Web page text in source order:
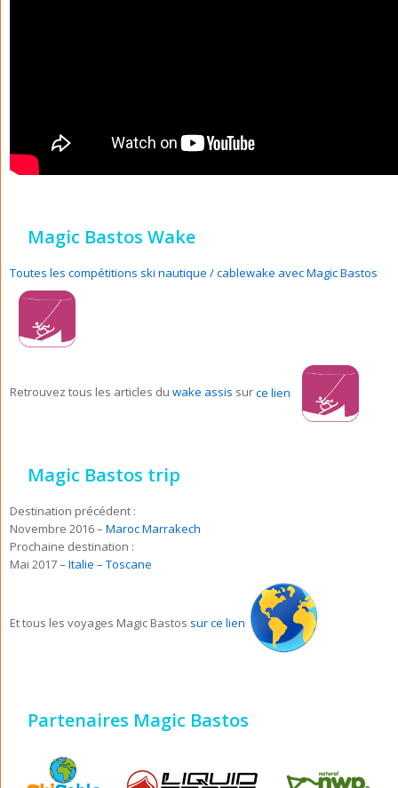
Magic Bastos Wake
Toutes les compétitions ski nautique / cablewake avec Magic Bastos
Retrouvez tous les articles du wake assis surce lien
Magic Bastos trip
Destination précédent :
Novembre 2016 – Maroc Marrakech
Prochaine destination :
Mai 2017 – Italie – Toscane
Et tous les voyages Magic Bastos sur ce lien
Partenaires Magic Bastos